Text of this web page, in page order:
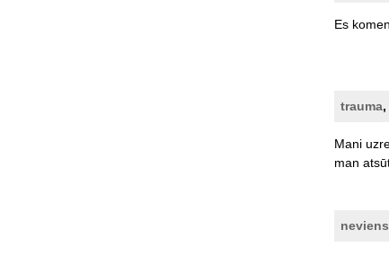
Es
trauma,
Mani
man
neviens